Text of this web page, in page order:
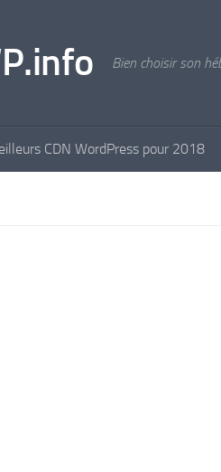
Bien choisir son
CDN WordPress pour 2018